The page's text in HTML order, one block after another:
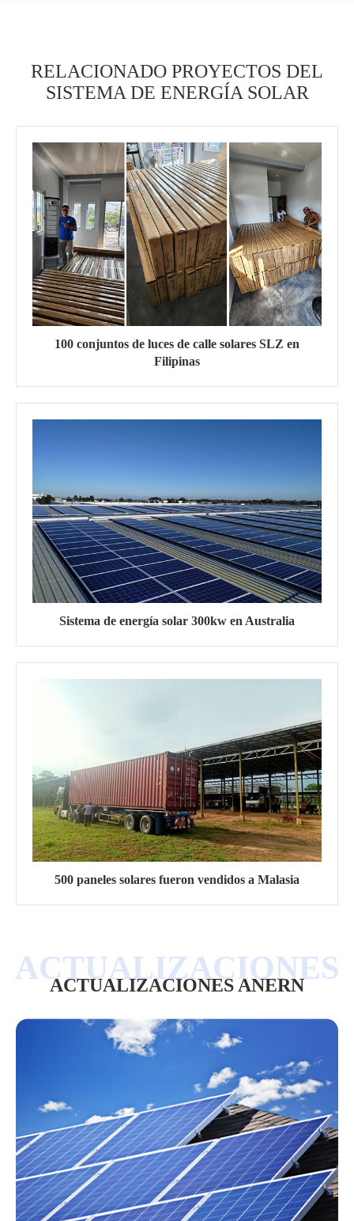
RELACIONADO PROYECTOS DEL
SISTEMA DE ENERGÍA SOLAR
100 conjuntos de luces de calle solares SLZ en
Filipinas
Sistema de energía solar 300kw en Australia
500 paneles solares fueron vendidos a Malasia
ACTUALIZACIONES ANERN